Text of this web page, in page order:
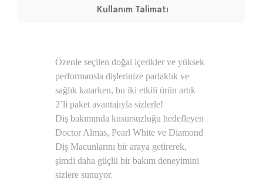
Kullanım Talimatı
Özenle seçilen doğal içerikler ve yüksek
performansla dişlerinize parlaklık ve
sağlık katarken, bu iki etkili ürün artık
2’li paket avantajıyla sizlerle!
Diş bakımında kusursuzluğu hedefleyen
Doctor Almas, Pearl White ve Diamond
Diş Macunlarını bir araya getirerek,
şimdi daha güçlü bir bakım deneyimini
sizlere sunuyor.